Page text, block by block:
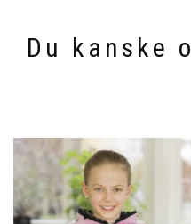
Du kanske